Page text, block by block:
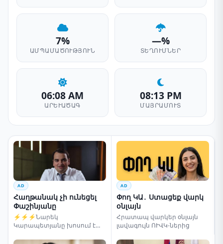
7%
ԱՄՊԱՄԱԾՈՒԹՅՈՒՆ
—%
ՏԵՂՈՒՄՆԵՐ
06:08 AM
ԱՐԵՒԱԾԱԳ
08:13 PM
ՄԱՅՐԱՄՈՒՏ
AD
Հաղթանակ չի ունեցել
Փաշինյանը
⚡⚡⚡Նարեկ
Կարապետյանը խոսում է
AD
Փող ԿԱ․ Ստացեք վարկ
օնլայն
Հրատապ վարկեր օնլայն
լավագույն ՈՒՎԿ-ներից